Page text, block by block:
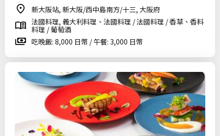
新大阪站, 新大阪/西中島南方/十三, 大阪府
法國料理, 義大利料理、法國料理 / 法國料理 / 香草、香料
料理 / 葡萄酒
吃晚飯: 8,000 日幣 / 午餐: 3,000 日幣